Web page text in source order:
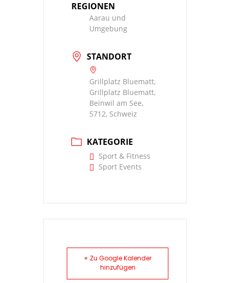
REGIONEN
Aarau und
Umgebung
STANDORT
Grillplatz Bluematt,
Grillplatz Bluematt,
Beinwil am See,
5712, Schweiz
KATEGORIE
Sport & Fitness
Sport Events
+ Zu Google Kalender
hinzufügen